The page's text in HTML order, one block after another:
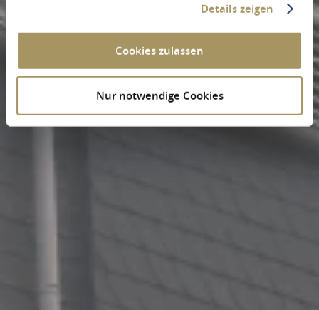
Details zeigen
Cookies zulassen
Nur notwendige Cookies